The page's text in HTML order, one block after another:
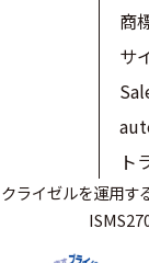
商
サ
ト
クライゼルを運用す